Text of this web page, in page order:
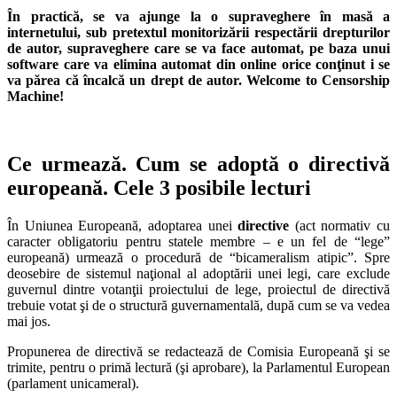
În practică, se va ajunge la o supraveghere în masă a
internetului, sub pretextul monitorizării respectării drepturilor
de autor, supraveghere care se va face automat, pe baza unui
software care va elimina automat din online orice conţinut i se
va părea că încalcă un drept de autor. Welcome to Censorship
Machine!
Ce urmează. Cum se adoptă o directivă
europeană. Cele 3 posibile lecturi
În Uniunea Europeană, adoptarea uneidirective (act normativ cu
caracter obligatoriu pentru statele membre – e un fel de “lege”
europeană) urmează o procedură de “bicameralism atipic”. Spre
deosebire de sistemul naţional al adoptării unei legi, care exclude
guvernul dintre votanţii proiectului de lege, proiectul de directivă
trebuie votat şi de o structură guvernamentală, după cum se va vedea
mai jos.
Propunerea de directivă se redactează de Comisia Europeană şi se
trimite, pentru o primă lectură (şi aprobare), la Parlamentul European
(parlament unicameral).